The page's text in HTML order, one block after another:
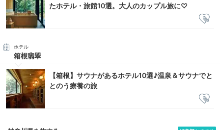
たホテル・旅館10選。大人のカップル旅に♡
ホテル
箱根翡翠
【箱根】サウナがあるホテル10選♪温泉＆サウナでと
とのう療養の旅